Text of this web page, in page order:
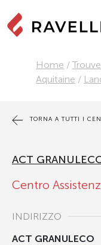
Home /
Aquitaine /
TORNA A TUTTI I
ACT
Centro
INDIRIZZO
ACT GRANULECO